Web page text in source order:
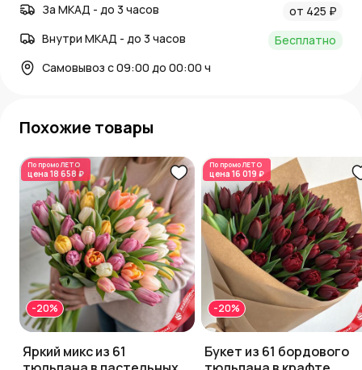
За МКАД - до 3 часов
от 425 ₽
Внутри МКАД - до 3 часов
Бесплатно
Самовывоз с 09:00 до 00:00 ч
Похожие товары
По промоЛЕТО
цена 18 658 ₽
-20%
Яркий микс из 61
По промоЛЕТО
цена 16 019 ₽
-20%
Букет из 61 бордового